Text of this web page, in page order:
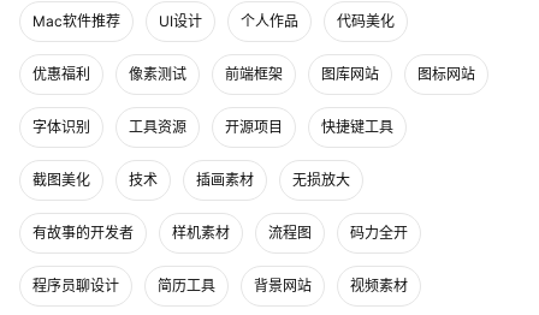
Mac软件推荐 UI设计 个人作品 代码美化
优惠福利 像素测试 前端框架 图库网站 图标网站
字体识别 工具资源 开源项目 快捷键工具
截图美化 技术 插画素材 无损放大
有故事的开发者 样机素材 流程图 码力全开
程序员聊设计 简历工具 背景网站 视频素材